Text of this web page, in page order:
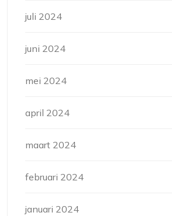
juli 2024
juni 2024
mei 2024
april 2024
maart 2024
februari 2024
januari 2024